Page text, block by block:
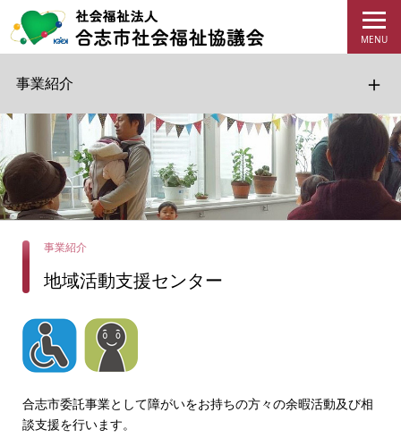
事業紹介
事業紹介
地域活動支援センター
合志市委託事業として障がいをお持ちの方々の余暇活動及び相
談支援を行います。